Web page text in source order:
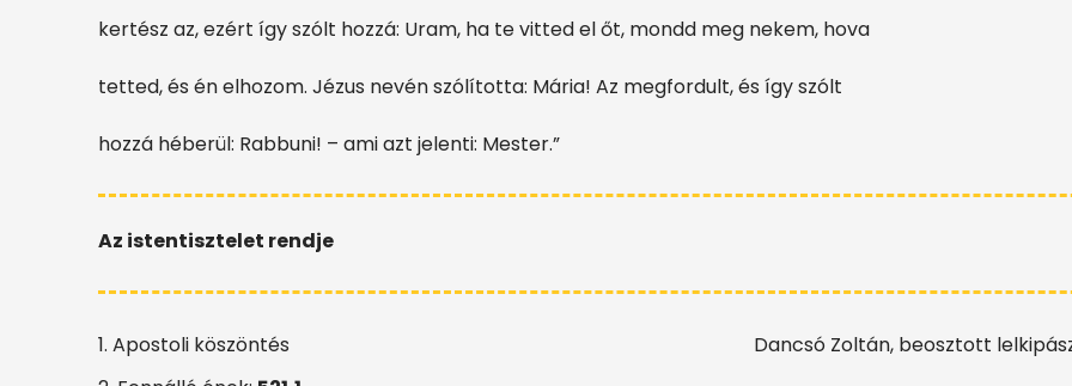
kertész az, ezért így szólt hozzá: Uram, ha te vitted el őt, mondd meg nekem, hova
tetted, és én elhozom. Jézus nevén szólította: Mária! Az megfordult, és így szólt
hozzá héberül: Rabbuni! – ami azt jelenti: Mester.”
Az istentisztelet rendje
1. Apostoli köszöntés
Dancsó Zoltán, beosztott